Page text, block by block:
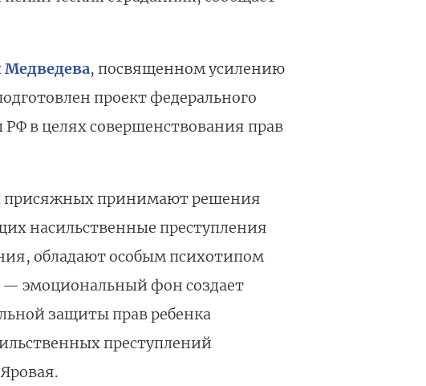
, посвященном усилению
проект федерального
в целях совершенствования прав
присяжных принимают решения
насильственные преступления
обладают особым психотипом
— эмоциональный фон создает
защиты прав ребенка
преступлений